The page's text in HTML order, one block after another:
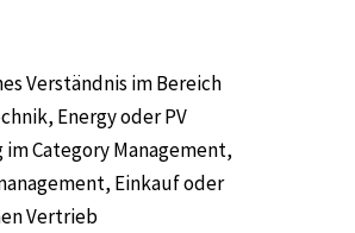
Verständnis im Bereich
Energy oder PV
im Category Management,
Einkauf oder
Vertrieb